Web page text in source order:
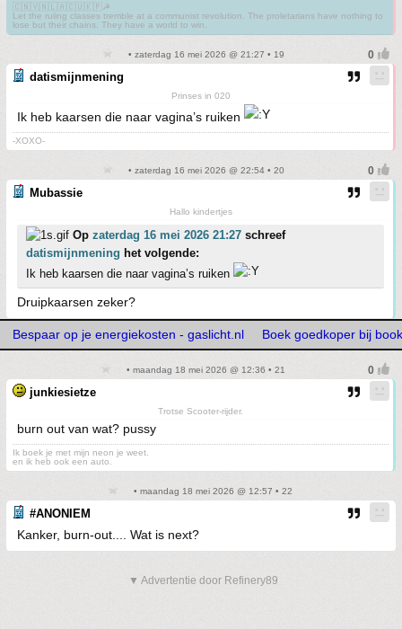
🇨🇳🇻🇳🇱🇦🇨🇺🇰🇵☭
Let the ruling classes tremble at a communist revolution. The proletarians have nothing to
lose but their chains. They have a world to win.
• zaterdag 16 mei 2026 @ 21:27 • 19
datismijnmening
Prinses in 020
Ik heb kaarsen die naar vagina’s ruiken
-XOXO-
• zaterdag 16 mei 2026 @ 22:54 • 20
Mubassie
Hallo kindertjes
Op zaterdag 16 mei 2026 21:27 schreef
datismijnmening het volgende:
Ik heb kaarsen die naar vagina’s ruiken
Druipkaarsen zeker?
Bespaar op je energiekosten - gaslicht.nl Boek goedkoper bij
• maandag 18 mei 2026 @ 12:36 • 21
junkiesietze
Trotse Scooter-rijder.
burn out van wat? pussy
Ik boek je met mijn neon je weet.
en ik heb ook een auto.
• maandag 18 mei 2026 @ 12:57 • 22
#ANONIEM
Kanker, burn-out.... Wat is next?
▼ Advertentie door Refinery89